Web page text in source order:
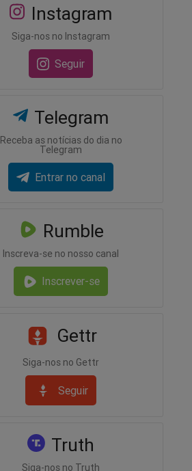
Instagram
Siga-nos no Instagram
Seguir
Telegram
Receba as notícias do dia no
Telegram
Entrar no canal
Rumble
Inscreva-se no nosso canal
Inscrever-se
Gettr
Siga-nos no Gettr
Seguir
Truth
Siga-nos no Truth